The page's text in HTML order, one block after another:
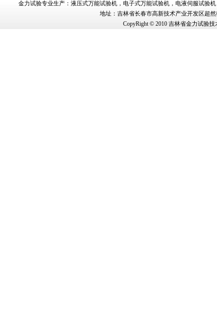
金力试验专业生产： 液压式万能试验机， 电子式万能试验机， 电液伺服试验机
地址：吉林省长春市高新技术产业开发区超然
CopyRight © 2010 吉林省金力试验技